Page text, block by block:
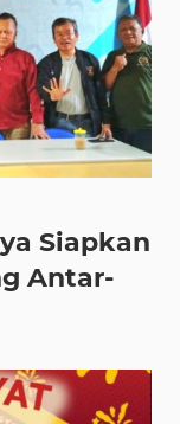
Siapkan
Antar-